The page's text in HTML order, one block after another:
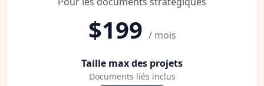
$199 / mois
Taille max des projets
Documents liés inclus